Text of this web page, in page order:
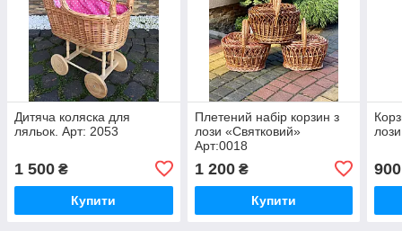
Дитяча коляска для
ляльок. Арт: 2053
1 500 ₴
Купити
Плетений набір корзин з
лози «Святковий»
Арт:0018
1 200₴
Купити
900